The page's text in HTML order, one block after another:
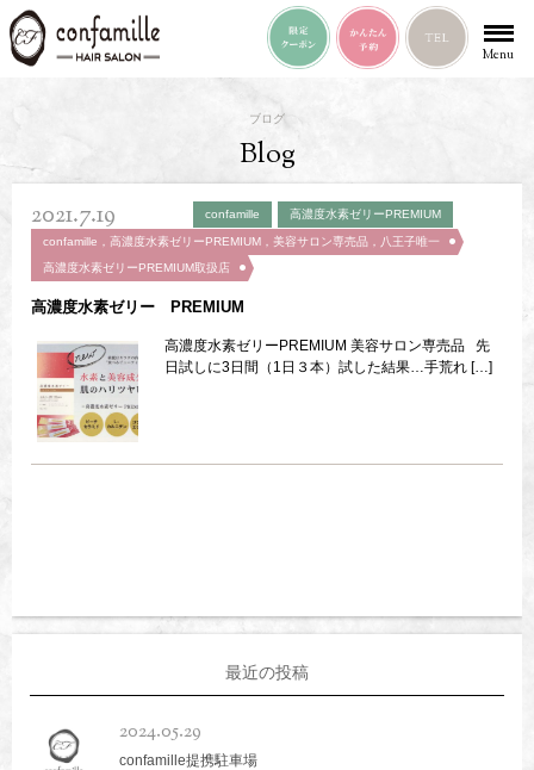
Menu
ブログ
Blog
2021.7.19 confamille 高濃度水素ゼリーPREMIUM
confamille，高濃度水素ゼリーPREMIUM，美容サロン専売品，八王子唯一
高濃度水素ゼリーPREMIUM取扱店
高濃度水素ゼリー PREMIUM
高濃度水素ゼリーPREMIUM 美容サロン専売品 先
日試しに3日間（1日３本）試した結果…手荒れ […]
最近の投稿
2024.05.29
confamille提携駐車場